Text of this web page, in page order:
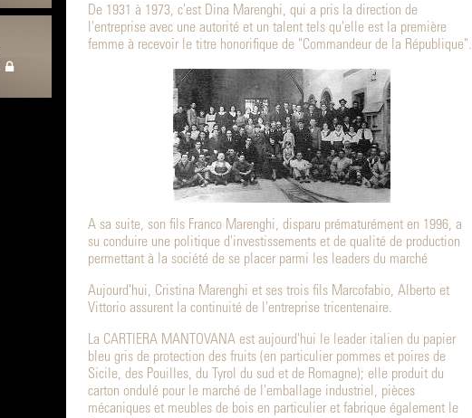
De 1931 à 1973, c'est Dina Marenghi, qui a pris la direction de
l'entreprise avec une autorité et un talent tels qu'elle est la première
femme à recevoir le titre honorifique de "Commandeur de la République".
A sa suite, son fils Franco Marenghi, disparu prématurément en 1996, a
su conduire une politique d'investissements et de qualité de production
permettant à la société de se placer parmi les leaders du marché
Aujourd'hui, Cristina Marenghi et ses trois fils Marcofabio, Alberto et
Vittorio assurent la continuité de l'entreprise tricentenaire.
La CARTIERA MANTOVANA est aujourd'hui le leader italien du papier
bleu gris de protection des fruits (en particulier pommes et poires de
Sicile, des Pouilles, du Tyrol du sud et de Romagne); elle produit du
carton ondulé pour le marché de l'emballage industriel, pièces
mécaniques et meubles de bois en particulier et fabrique également le